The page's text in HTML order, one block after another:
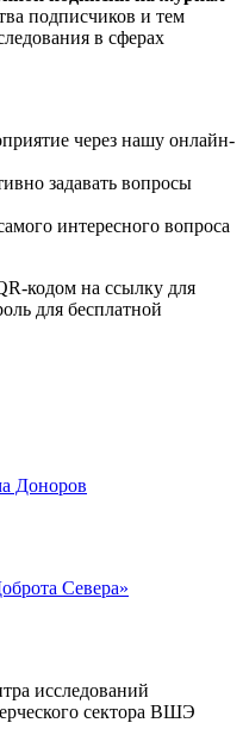
подписчиков и тем
в сферах
через нашу онлайн-
задавать вопросы
интересного вопроса
кодом на ссылку для
для бесплатной
Доноров
Севера»
исследований
сектора ВШЭ